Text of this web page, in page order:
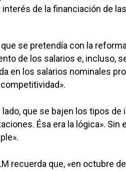
interés de la financiación de
se pretendía con la
de los salarios e, incluso,
en los salarios nominales
lado, que se bajen los tipos de
Ésa era la lógica». Sin
recuerda que, «en octubre